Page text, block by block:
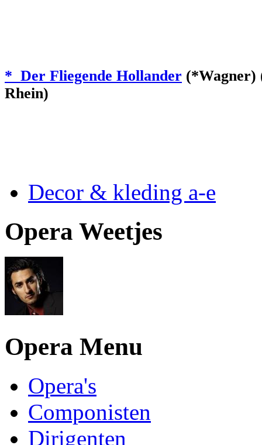
* Der Fliegende Hollander (*Wagner)
Rhein)
Decor & kleding a-e
Opera Weetjes
Opera Menu
Opera's
Componisten
Dirigenten